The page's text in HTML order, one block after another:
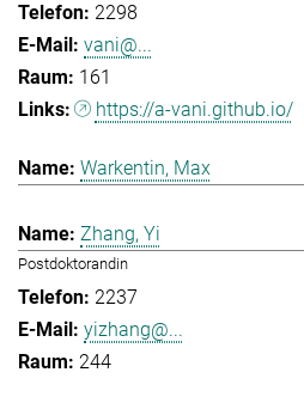
2298
vani@...
161
https://a-vani.github.io/
Warkentin, Max
Zhang, Yi
Postdoktorandin
2237
yizhang@...
244